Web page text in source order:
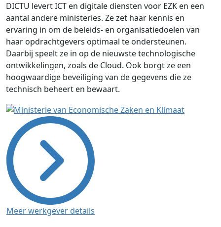
DICTU levert ICT en digitale diensten voor EZK en een
aantal andere ministeries. Ze zet haar kennis en
ervaring in om de beleids- en organisatiedoelen van
haar opdrachtgevers optimaal te ondersteunen.
Daarbij speelt ze in op de nieuwste technologische
ontwikkelingen, zoals de Cloud. Ook borgt ze een
hoogwaardige beveiliging van de gegevens die ze
technisch beheert en bewaart.
Meer werkgever details